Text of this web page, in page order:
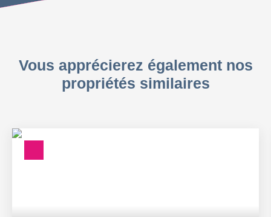
Vous apprécierez également nos
propriétés similaires